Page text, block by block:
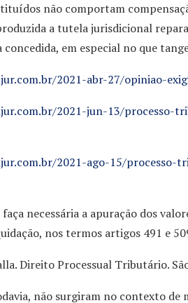
não comportam
a tutela jurisdicional
em especial no que
2021-abr-27/opiniao-
2021-jun-13/
2021-ago-15/
necessária a apuração dos
nos termos artigos 491 e
Direito Processual Tributário.
não surgiram no contexto